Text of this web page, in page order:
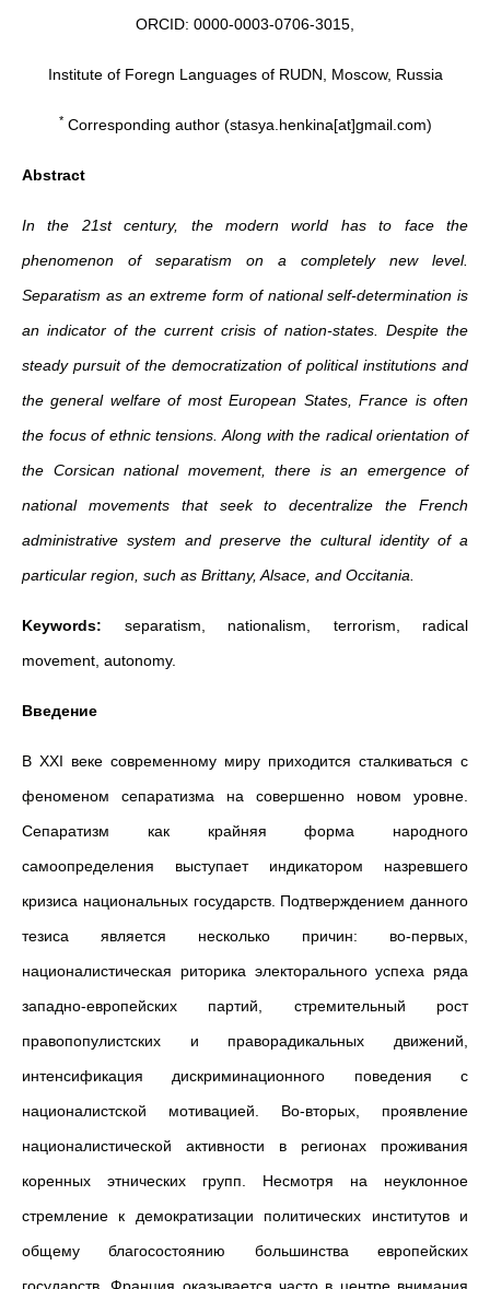
ORCID: 0000-0003-0706-3015,
Institute of Foregn Languages of RUDN, Moscow, Russia
*Corresponding author (stasya.henkina[at]gmail.com)
Abstract
In the 21st century, the modern world has to face the
phenomenon of separatism on a completely new level.
Separatism as an extreme form of national self-determination is
an indicator of the current crisis of nation-states. Despite the
steady pursuit of the democratization of political institutions and
the general welfare of most European States, France is often
the focus of ethnic tensions. Along with the radical orientation of
the Corsican national movement, there is an emergence of
national movements that seek to decentralize the French
administrative system and preserve the cultural identity of a
particular region, such as Brittany, Alsace, and Occitania.
Keywords: separatism, nationalism, terrorism, radical
movement, autonomy.
Введение
В ХХI веке современному миру приходится сталкиваться с
феноменом сепаратизма на совершенно новом уровне.
Сепаратизм как крайняя форма народного
самоопределения выступает индикатором назревшего
кризиса национальных государств. Подтверждением данного
тезиса является несколько причин: во-первых,
националистическая риторика электорального успеха ряда
западно-европейских партий, стремительный рост
правопопулистских и праворадикальных движений,
интенсификация дискриминационного поведения с
националистской мотивацией. Во-вторых, проявление
националистической активности в регионах проживания
коренных этнических групп. Несмотря на неуклонное
стремление к демократизации политических институтов и
общему благосостоянию большинства европейских